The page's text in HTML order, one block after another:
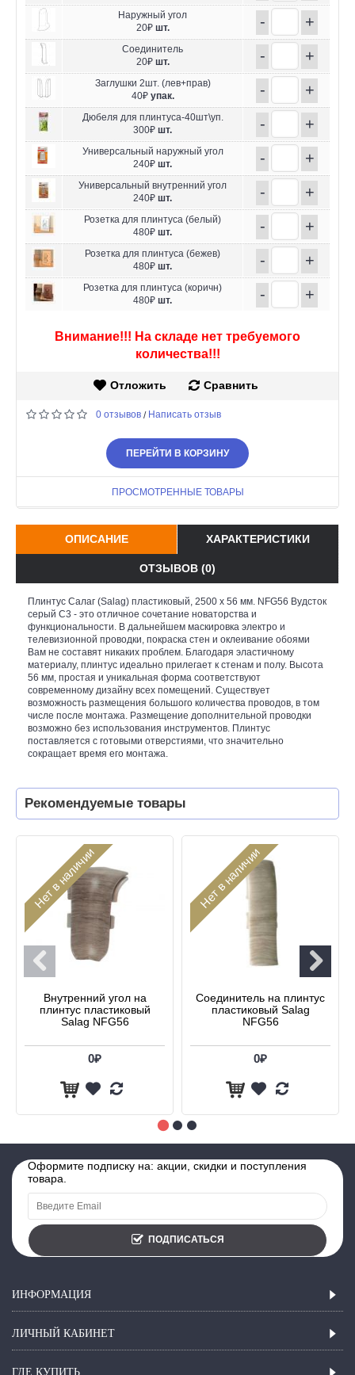
Наружный угол
20₽ шт. - +
Соединитель
20₽ шт. - +
Заглушки 2шт. (лев+прав)
40₽ упак. - +
Дюбеля для плинтуса-40шт\уп.
300₽ шт. - +
Универсальный наружный угол
240₽ шт. - +
Универсальный внутренний угол
240₽ шт. - +
Розетка для плинтуса (белый)
480₽ шт. - +
Розетка для плинтуса (бежев)
480₽ шт. - +
Розетка для плинтуса (коричн)
480₽ шт. - +
Внимание!!! На складе нет требуемого
количества!!!
Отложить Сравнить
0 отзывов / Написать отзыв
ПЕРЕЙТИ В КОРЗИНУ
ПРОСМОТРЕННЫЕ ТОВАРЫ
ОПИСАНИЕ ХАРАКТЕРИСТИКИ
ОТЗЫВОВ (0)
Плинтус Салаг (Salag) пластиковый, 2500 х 56 мм. NFG56 Вудсток
серый С3 - это отличное сочетание новаторства и
функциональности. В дальнейшем маскировка электро и
телевизионной проводки, покраска стен и оклеивание обоями
Вам не составят никаких проблем. Благодаря эластичному
материалу, плинтус идеально прилегает к стенам и полу. Высота
56 мм, простая и уникальная форма соответствуют
современному дизайну всех помещений. Существует
возможность размещения большого количества проводов, в том
числе после монтажа. Размещение дополнительной проводки
возможно без использования инструментов. Плинтус
поставляется с готовыми отверстиями, что значительно
сокращает время его монтажа.
Рекомендуемые товары
Нет в наличии
Внутренний угол на
плинтус пластиковый
Salag NFG56
0₽
Нет в наличии
Соединитель на плинтус
пластиковый Salag
NFG56
0₽
Оформите подписку на: акции, скидки и поступления
товара.
ПОДПИСАТЬСЯ
ИНФОРМАЦИЯ
ЛИЧНЫЙ КАБИНЕТ
ГДЕ КУПИТЬ